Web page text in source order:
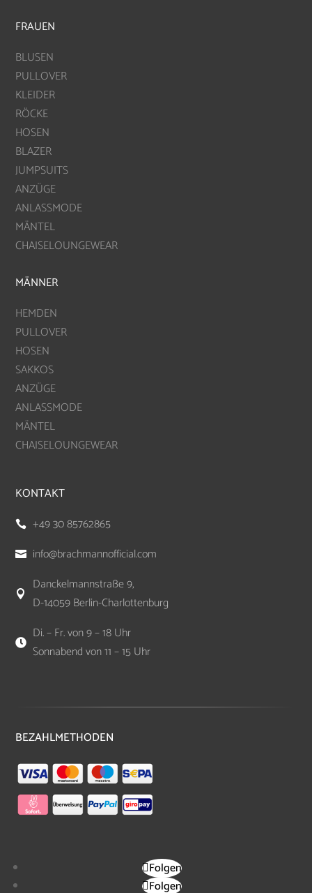
FRAUEN
BLUSEN
PULLOVER
KLEIDER
RÖCKE
HOSEN
BLAZER
JUMPSUITS
ANZÜGE
ANLASSMODE
MÄNTEL
CHAISELOUNGEWEAR
MÄNNER
HEMDEN
PULLOVER
HOSEN
SAKKOS
ANZÜGE
ANLASSMODE
MÄNTEL
CHAISELOUNGEWEAR
KONTAKT
 +49 30 85762865
 info@brachmannofficial.com

Danckelmannstraße 9,
D-14059 Berlin-Charlottenburg

Di. – Fr. von 9 – 18 Uhr
Sonnabend von 11 – 15 Uhr
BEZAHLMETHODEN
Folgen
Folgen